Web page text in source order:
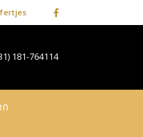
181-764114